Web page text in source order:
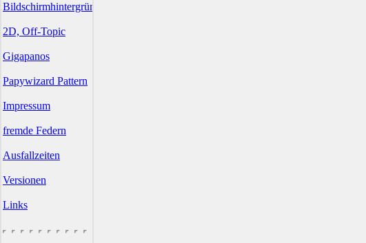
Bildschirmhintergründe
2D, Off-Topic
Gigapanos
Papywizard Pattern
Impressum
fremde Federn
Ausfallzeiten
Versionen
Links